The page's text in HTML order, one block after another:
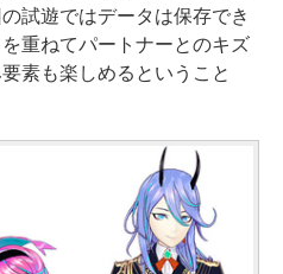
試遊ではデータは保存でき
重ねてパートナーとのキズ
素も楽しめるということ